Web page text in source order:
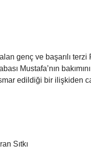
genç ve başarılı
Mustafa’nın
edildiği bir ilişkiden
Sıtkı